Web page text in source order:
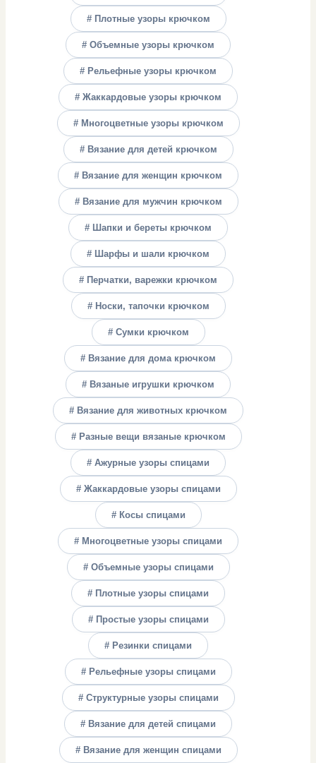
# Плотные узоры крючком
# Объемные узоры крючком
# Рельефные узоры крючком
# Жаккардовые узоры крючком
# Многоцветные узоры крючком
# Вязание для детей крючком
# Вязание для женщин крючком
# Вязание для мужчин крючком
# Шапки и береты крючком
# Шарфы и шали крючком
# Перчатки, варежки крючком
# Носки, тапочки крючком
# Сумки крючком
# Вязание для дома крючком
# Вязаные игрушки крючком
# Вязание для животных крючком
# Разные вещи вязаные крючком
# Ажурные узоры спицами
# Жаккардовые узоры спицами
# Косы спицами
# Многоцветные узоры спицами
# Объемные узоры спицами
# Плотные узоры спицами
# Простые узоры спицами
# Резинки спицами
# Рельефные узоры спицами
# Структурные узоры спицами
# Вязание для детей спицами
# Вязание для женщин спицами